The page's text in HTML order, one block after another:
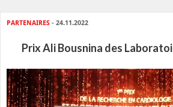
PARTENAIRES - 24.11.2022
Prix Ali Bousnina des